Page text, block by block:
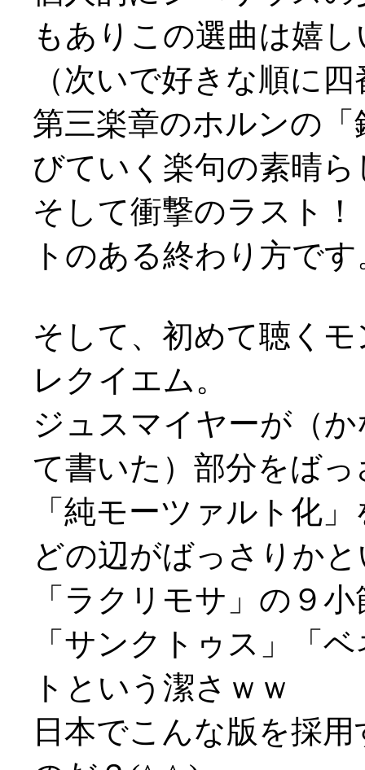
もありこの選曲は嬉
（次いで好きな順に
第三楽章のホルンの
びていく楽句の素晴ら
そして衝撃のラスト
トのある終わり方です
そして、初めて聴く
レクイエム。
ジュスマイヤーが（
て書いた）部分をば
「純モーツァルト化
どの辺がばっさりか
「ラクリモサ」の９
「サンクトゥス」「
トという潔さｗｗ
日本でこんな版を採